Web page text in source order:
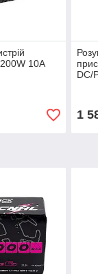
10A
DC/
1